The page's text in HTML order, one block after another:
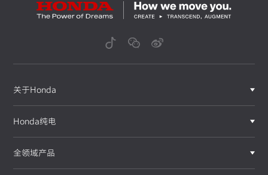
关于Honda
Honda纯电
全领域产品